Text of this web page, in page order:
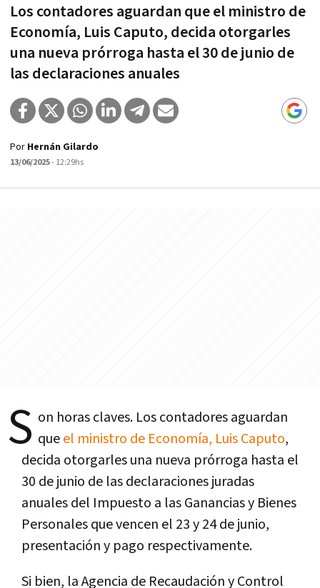
Los contadores aguardan que el ministro de
Economía, Luis Caputo, decida otorgarles
una nueva prórroga hasta el 30 de junio de
las declaraciones anuales
Por Hernán Gilardo
13/06/2025- 12:29hs
S on horas claves. Los contadores aguardan
queel ministro de Economía, Luis Caputo,
decida otorgarles una nueva prórroga hasta el
30 de junio de las declaraciones juradas
anuales del Impuesto a las Ganancias y Bienes
Personales que vencen el 23 y 24 de junio,
presentación y pago respectivamente.
Si bien, la Agencia de Recaudación y Control